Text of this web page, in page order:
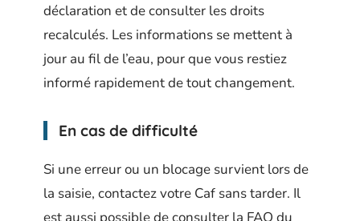
déclaration et de consulter les droits
recalculés. Les informations se mettent à
jour au fil de l’eau, pour que vous restiez
informé rapidement de tout changement.
En cas de difficulté
Si une erreur ou un blocage survient lors de
la saisie, contactez votre Caf sans tarder. Il